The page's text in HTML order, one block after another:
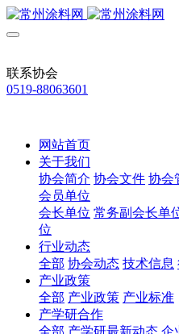
联系协会
0519-88063601
网站首页
关于我们
协会简介 协会文件 协会
会员单位
会长单位 常务副会长单
位
行业动态
全部 协会动态 技术信息
产业政策
全部 产业政策 产业标准
产学研合作
全部 产学研最新动态 企